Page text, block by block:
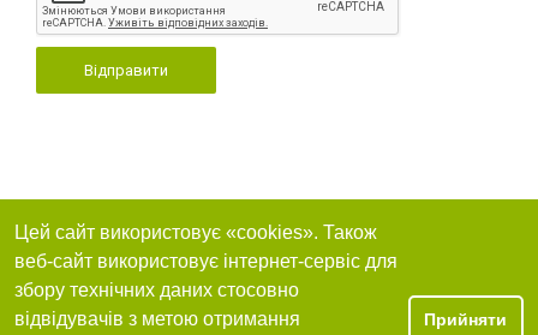
Відправити
Цей сайт використовує «cookies». Також
веб-сайт використовує інтернет-сервіс для
збору технічних даних стосовно
відвідувачів з метою отримання
Прийняти